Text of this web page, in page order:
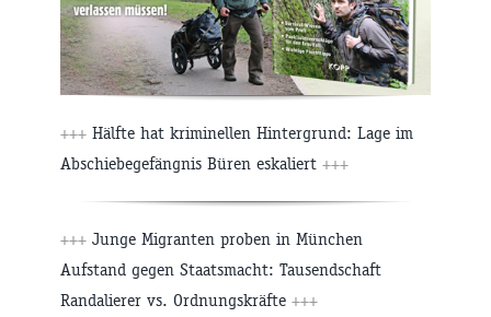
+++ Hälfte hat kriminellen Hintergrund: Lage im
Abschiebegefängnis Büren eskaliert +++
+++ Junge Migranten proben in München
Aufstand gegen Staatsmacht: Tausendschaft
Randalierer vs. Ordnungskräfte +++